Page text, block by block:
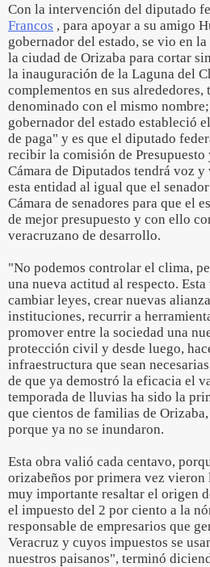
Con la intervención del diputado
Francos , para apoyar a su amigo
gobernador del estado, se vio en
la ciudad de Orizaba para cortar
la inauguración de la Laguna del
complementos en sus
denominado con el mismo
gobernador del estado estableció
de paga" y es que el diputado
recibir la comisión de Presupuesto
Cámara de Diputados tendrá voz
esta entidad al igual que el senador
Cámara de senadores para que el
de mejor presupuesto y con ello
veracruzano de desarrollo.
"No podemos controlar el clima,
una nueva actitud al respecto.
cambiar leyes, crear nuevas
instituciones, recurrir a
promover entre la sociedad una
protección civil y desde luego,
infraestructura que sean
de que ya demostró la eficacia el
temporada de lluvias ha sido la
que cientos de familias de
porque ya no se inundaron.
Esta obra valió cada centavo,
orizabeños por primera vez
muy importante resaltar el origen
el impuesto del 2 por ciento a la
responsable de empresarios que
Veracruz y cuyos impuestos se
nuestros paisanos", terminó